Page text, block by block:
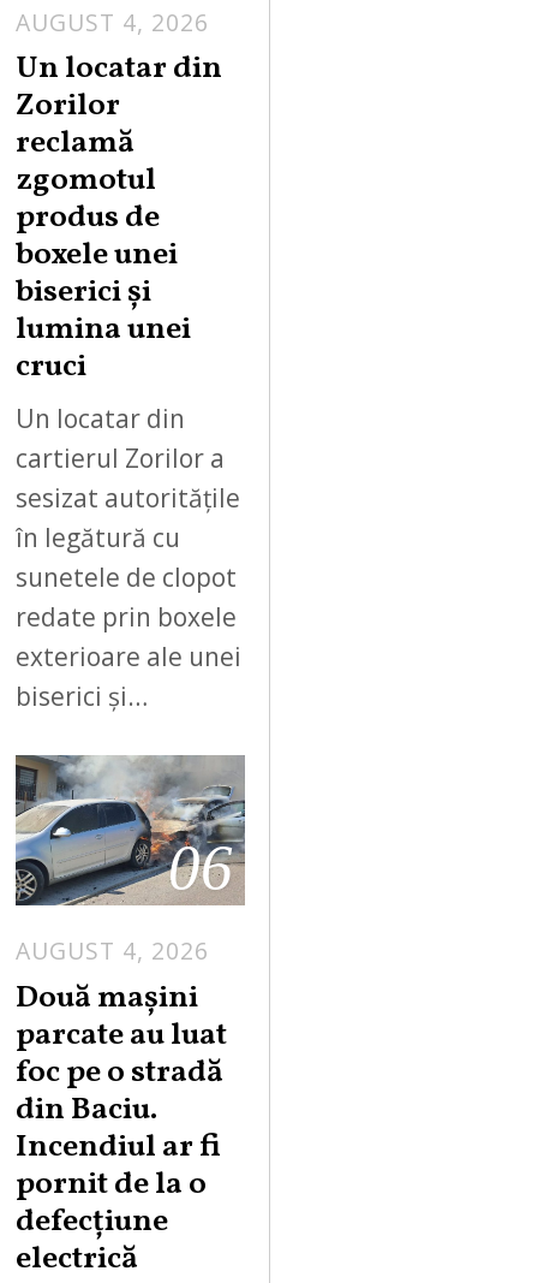
AUGUST 4, 2026
Un locatar din
Zorilor
reclamă
zgomotul
produs de
boxele unei
biserici și
lumina unei
cruci
Un locatar din
cartierul Zorilor a
sesizat autoritățile
în legătură cu
sunetele de clopot
redate prin boxele
exterioare ale unei
biserici și…
06
AUGUST 4, 2026
Două mașini
parcate au luat
foc pe o stradă
din Baciu.
Incendiul ar fi
pornit de la o
defecțiune
electrică